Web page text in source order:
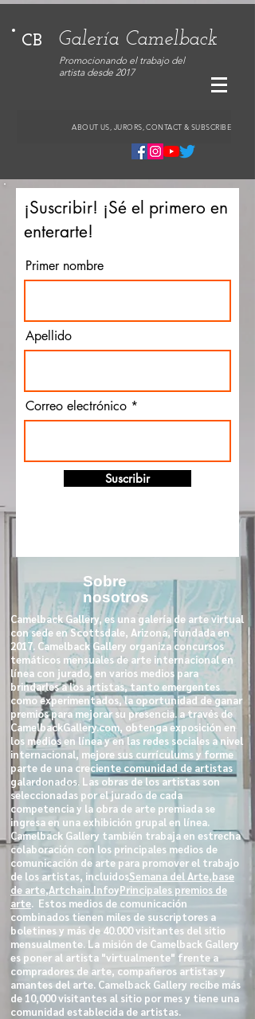
CB Galería Camelback
Promocionando el trabajo del
artista desde 2017
ABOUT US, JURORS, CONTACT & SUBSCRIBE
¡Suscribir! ¡Sé el primero en
enterarte!
Primer nombre
Apellido
Correo electrónico
Suscribir
Sobre
nosotros
Camelback Gallery, es una galería de arte virtual
con sede en Scottsdale, Arizona, fundada en
2017. Camelback Gallery organiza concursos
temáticos mensuales de arte internacional en
línea con jurado, en varios medios para
brindarles a los artistas, tanto emergentes
como experimentados, la oportunidad de ganar
premios para mejorar su presencia. a través de
CamelbackGallery.com, obtenga exposición en
los medios en línea y en las redes sociales a nivel
internacional, mejore sus currículums y forme
parte de una creciente comunidad de artistas
galardonados. Las obras de los artistas son
seleccionadas por el jurado de cada
competencia y la obra de arte premiada se
ingresa en una exhibición grupal en línea.
Camelback Gallery también trabaja en estrecha
colaboración con los principales medios de
comunicación de arte para promover el trabajo
de los artistas, incluidosSemana del Arte,base
de arte,Artchain.InfoyPrincipales premios de
arte. Estos medios de comunicación
combinados tienen miles de suscriptores a
boletines y más de 40.000 visitantes del sitio
mensualmente. La misión de Camelback Gallery
es poner al artista "virtualmente" frente a
compradores de arte, compañeros artistas y
amantes del arte. Camelback Gallery recibe más
de 10,000 visitantes al sitio por mes y tiene una
comunidad establecida de artistas.